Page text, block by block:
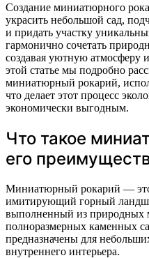
Создание миниатюрного рокария — это прекрасный способ
украсить небольшой сад,
и придать участку
гармонично сочетать
создавая уютную атмосферу
этой статье мы подробно
миниатюрный рокарий,
что делает этот процесс
экономически выгодным.
Что такое
его
Миниатюрный рокарий —
имитирующий горный
выполненный из природных
полноразмерных каменных
предназначены для
внутреннего интерьера.